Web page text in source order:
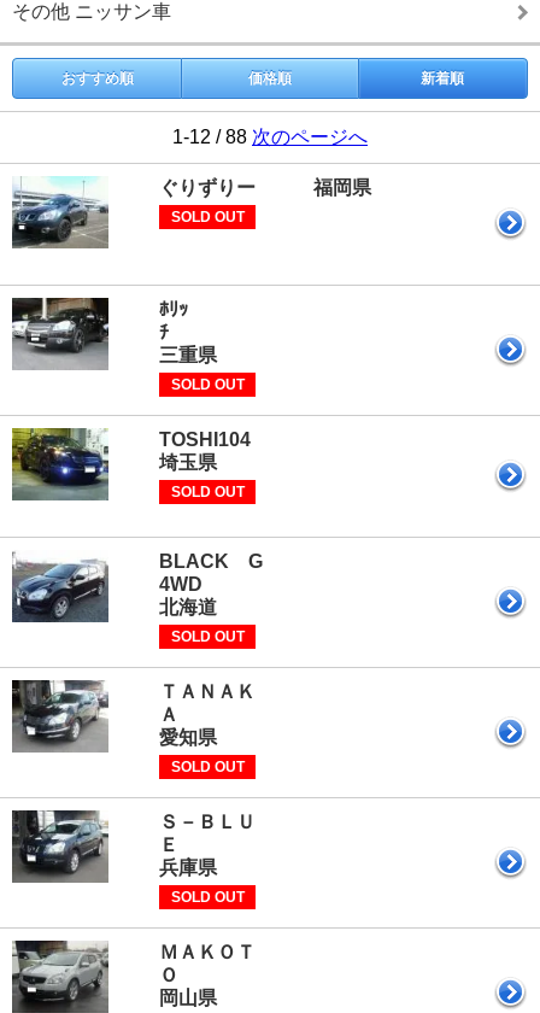
その他 ニッサン車
おすすめ順 価格順 新着順
1-12 / 88 次のページへ
ぐりずりー 福岡県
SOLD OUT
ﾎﾘｯ
三重県
SOLD OUT
埼玉県
SOLD OUT
BLACK G
4WD
北海道
SOLD OUT
ＴＡＮＡＫ
愛知県
SOLD OUT
Ｓ－ＢＬＵ
兵庫県
SOLD OUT
ＭＡＫＯＴ
岡山県